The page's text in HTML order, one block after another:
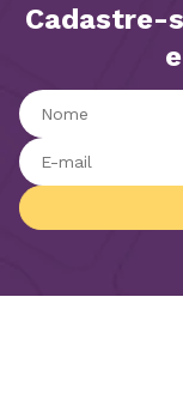
Cadastre-